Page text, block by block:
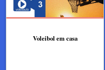
Voleibol em casa